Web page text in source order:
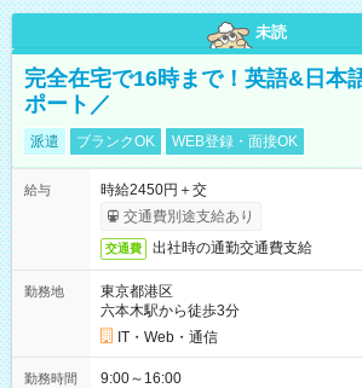
未読
完全在宅で16時まで！英語&日本
ポート／
派遣 ブランクOK WEB登録・面接OK
給与
時給2450円＋交
交通費別途支給あり
交通費 出社時の通勤交通費支給
勤務地
東京都港区
六本木駅から徒歩3分
IT・Web・通信
勤務時間 9:00～16:00